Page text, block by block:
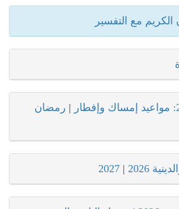
الكريم مع التفسير
| رمضان
2026
|
2027